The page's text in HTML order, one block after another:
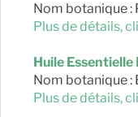
Nom botanique :
Plus de détails,
Huile Essentielle
Nom botanique :
Plus de détails,